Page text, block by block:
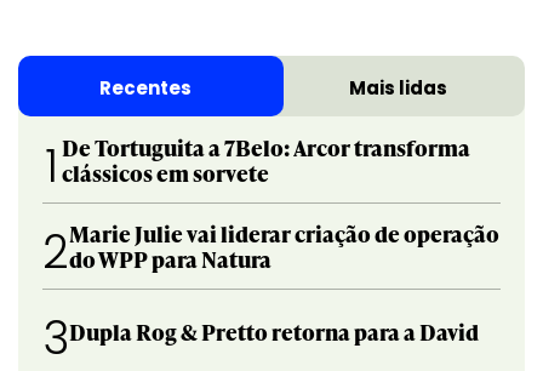
Recentes Mais lidas
1 De Tortuguita a 7Belo: Arcor transforma
clássicos em sorvete
2Marie Julie vai liderar criação de operação
do WPP para Natura
3Dupla Rog & Pretto retorna para a David